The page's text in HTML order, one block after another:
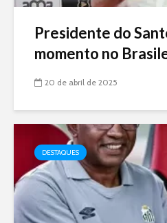
Presidente do
momento no
20 de abril de 2025
DESTAQUES